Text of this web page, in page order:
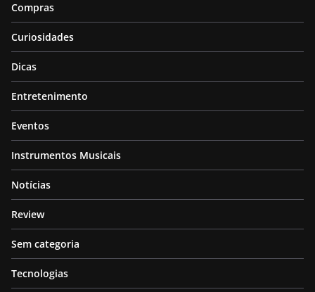
Compras
Curiosidades
Dicas
Entretenimento
Eventos
Instrumentos Musicais
Notícias
Review
Sem categoria
Tecnologias